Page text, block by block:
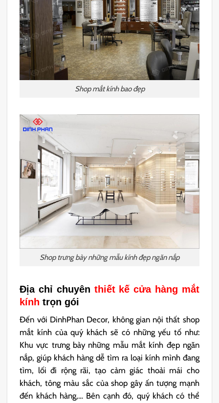
Shop mắt kính bao đẹp
Shop trưng bày những mẫu kính đẹp ngăn nắp
Địa chỉ chuyên thiết kế cửa hàng mắt
kính trọn gói
Đến với DinhPhan Decor, không gian nội thất shop
mắt kính của quý khách sẽ có những yếu tố như:
Khu vực trưng bày những mẫu mắt kính đẹp ngăn
nắp, giúp khách hàng dễ tìm ra loại kính mình đang
tìm, lối đi rộng rãi, tạo cảm giác thoải mái cho
khách, tông màu sắc của shop gây ấn tượng mạnh
đến khách hàng,… Bên cạnh đó, quý khách có thể